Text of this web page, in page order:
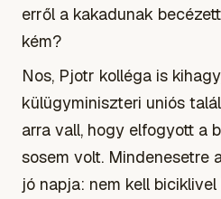
erről a kakadunak
kém?
Nos, Pjotr kolléga is
külügyminiszteri uniós
arra vall, hogy elfogyott a
sosem volt. Mindenesetre
jó napja: nem kell